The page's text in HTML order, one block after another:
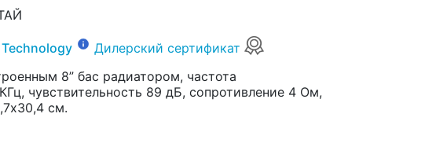
Дилерский сертификат
8” бас радиатором, частота
чувствительность 89 дБ, сопротивление 4 Ом,
см.